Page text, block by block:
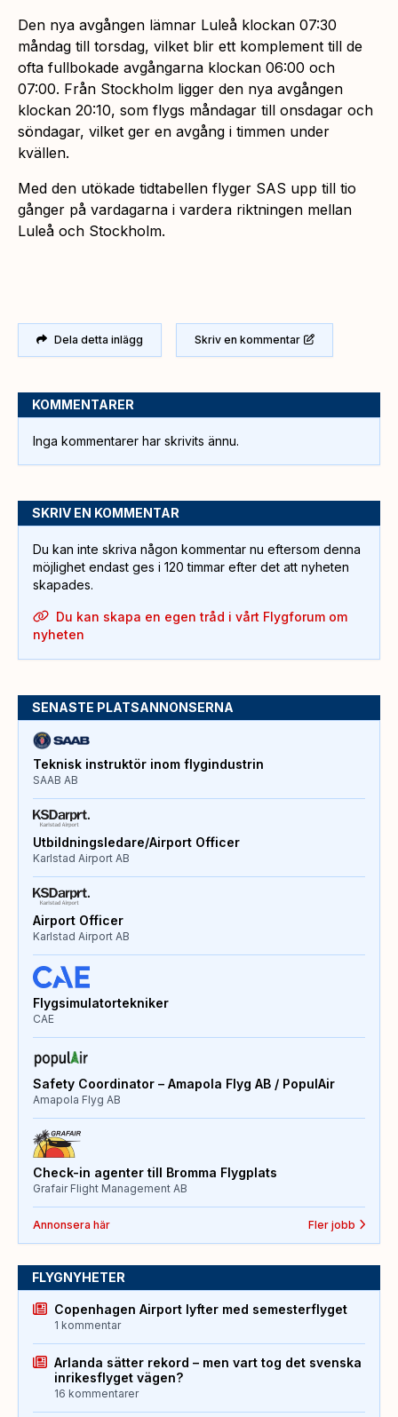
Den nya avgången lämnar Luleå klockan 07:30
måndag till torsdag, vilket blir ett komplement till de
ofta fullbokade avgångarna klockan 06:00 och
07:00. Från Stockholm ligger den nya avgången
klockan 20:10, som flygs måndagar till onsdagar och
söndagar, vilket ger en avgång i timmen under
kvällen.
Med den utökade tidtabellen flyger SAS upp till tio
gånger på vardagarna i vardera riktningen mellan
Luleå och Stockholm.
Dela detta inlägg Skriv en kommentar
KOMMENTARER
Inga kommentarer har skrivits ännu.
SKRIV EN KOMMENTAR
Du kan inte skriva någon kommentar nu eftersom denna
möjlighet endast ges i 120 timmar efter det att nyheten
skapades.
Du kan skapa en egen tråd i vårt Flygforum om
nyheten
SENASTE PLATSANNONSERNA
Teknisk instruktör inom flygindustrin
SAAB AB
Utbildningsledare/Airport Officer
Karlstad Airport AB
Airport Officer
Karlstad Airport AB
Flygsimulatortekniker
CAE
Safety Coordinator – Amapola Flyg AB / PopulAir
Amapola Flyg AB
Check-in agenter till Bromma Flygplats
Grafair Flight Management AB
Annonsera här Fler jobb
FLYGNYHETER
Copenhagen Airport lyfter med semesterflyget
1 kommentar
Arlanda sätter rekord – men vart tog det svenska
inrikesflyget vägen?
16 kommentarer